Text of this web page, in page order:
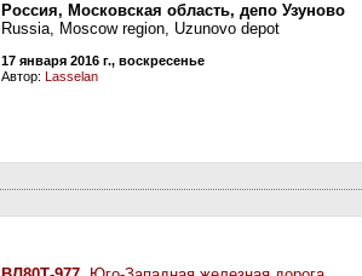
Россия, Московская область, депо Узуново
Russia, Moscow region, Uzunovo depot
17 января 2016 г., воскресенье
Автор: Lasselan